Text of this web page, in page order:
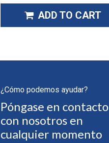
ADD TO CART
¿Cómo podemos ayudar?
Póngase en contacto
con nosotros en
cualquier momento